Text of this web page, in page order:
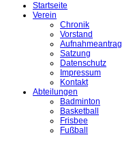
Startseite
Verein
Chronik
Vorstand
Aufnahmeantrag
Satzung
Datenschutz
Impressum
Kontakt
Abteilungen
Badminton
Basketball
Frisbee
Fußball